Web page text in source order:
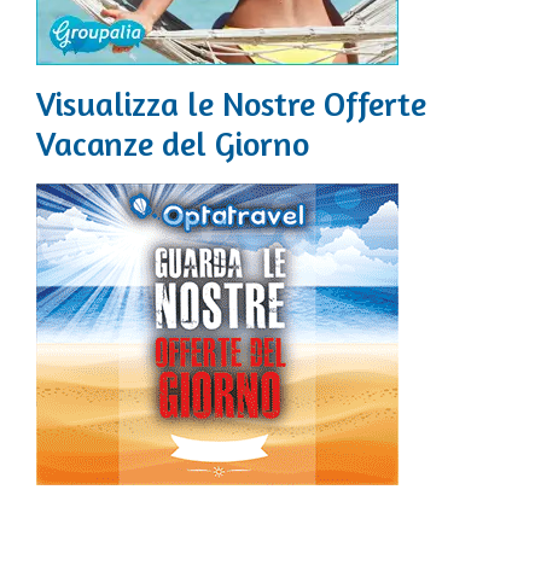
Visualizza le Nostre Offerte
Vacanze del Giorno